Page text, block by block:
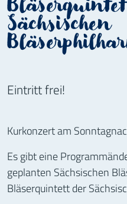
Sächsischen
Eintritt frei!
Kurkonzert am
Es gibt eine
geplanten Sächsischen
Bläserquintett der